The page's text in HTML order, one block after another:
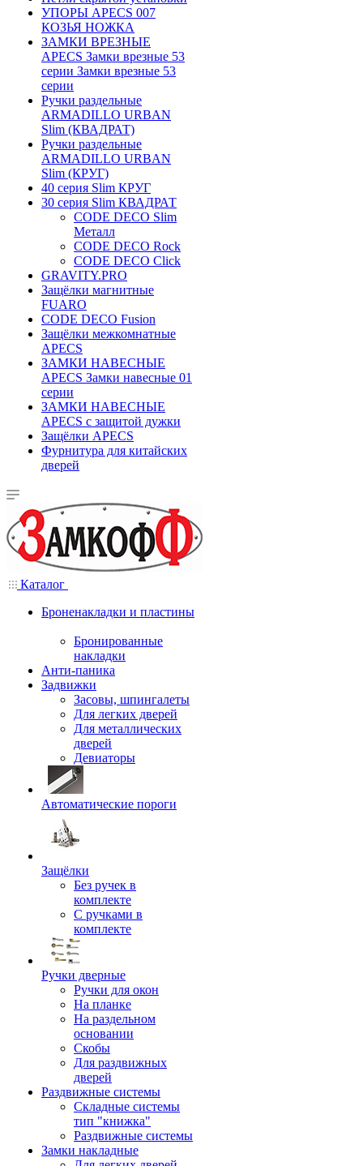
УПОРЫ APECS 007
КОЗЬЯ НОЖКА
ЗАМКИ ВРЕЗНЫЕ
APECS Замки врезные 53
серии Замки врезные 53
серии
Ручки раздельные
ARMADILLO URBAN
Slim (КВАДРАТ)
Ручки раздельные
ARMADILLO URBAN
Slim (КРУГ)
40 серия Slim КРУГ
30 серия Slim КВАДРАТ
CODE DECO Slim
Металл
CODE DECO Rock
CODE DECO Click
GRAVITY.PRO
Защёлки магнитные
FUARO
CODE DECO Fusion
Защёлки межкомнатные
APECS
ЗАМКИ НАВЕСНЫЕ
APECS Замки навесные 01
серии
ЗАМКИ НАВЕСНЫЕ
APECS с защитой дужки
Защёлки APECS
Фурнитура для китайских
дверей
Каталог
Броненакладки и пластины
Бронированные
накладки
Анти-паника
Задвижки
Засовы, шпингалеты
Для легких дверей
Для металлических
дверей
Девиаторы
Автоматические пороги
Защёлки
Без ручек в
комплекте
С ручками в
комплекте
Ручки дверные
Ручки для окон
На планке
На раздельном
основании
Скобы
Для раздвижных
дверей
Раздвижные системы
Складные системы
тип "книжка"
Раздвижные системы
Замки накладные